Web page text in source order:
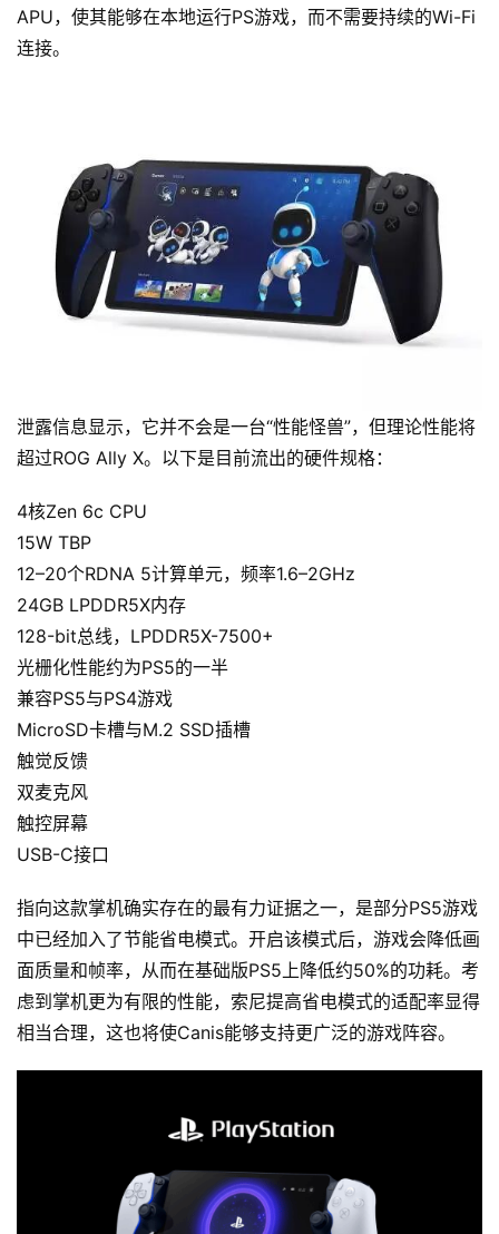
原
创
专
栏
行
业
APU，使其能够在本地运行PS游戏，而不需要持续的Wi-Fi
连接。
泄露信息显示，它并不会是一台“性能怪兽”，但理论性能将
超过ROG Ally X。以下是目前流出的硬件规格：
4核Zen 6c CPU
15W TBP
12–20个RDNA 5计算单元，频率1.6–2GHz
24GB LPDDR5X内存
128-bit总线，LPDDR5X-7500+
光栅化性能约为PS5的一半
兼容PS5与PS4游戏
MicroSD卡槽与M.2 SSD插槽
触觉反馈
双麦克风
触控屏幕
USB-C接口
指向这款掌机确实存在的最有力证据之一，是部分PS5游戏
中已经加入了节能省电模式。开启该模式后，游戏会降低画
面质量和帧率，从而在基础版PS5上降低约50%的功耗。考
虑到掌机更为有限的性能，索尼提高省电模式的适配率显得
相当合理，这也将使Canis能够支持更广泛的游戏阵容。